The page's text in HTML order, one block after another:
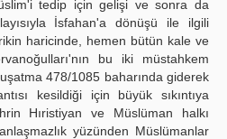
tedip için gelişi ve sonra da
İsfahan'a dönüşü ile ilgili
haricinde, hemen bütün kale ve
bu iki müstahkem
478/1085 baharında giderek
kesildiği için büyük sıkıntıya
Hıristiyan ve Müslüman halkı
yüzünden Müslümanlar